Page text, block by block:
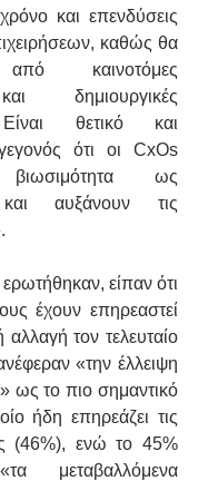
και επενδύσεις
καθώς θα
από καινοτόμες
δημιουργικές
Είναι θετικό και
ότι οι CxOs
ως
και αυξάνουν τις
είπαν ότι
έχουν επηρεαστεί
αλλαγή τον τελευταίο
«την έλλειψη
ως το πιο σημαντικό
ήδη επηρεάζει τις
(46%), ενώ το 45%
μεταβαλλόμενα